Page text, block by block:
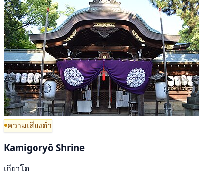
ความเสี่ยงต่ำ
Kamigoryō Shrine
เกียวโต